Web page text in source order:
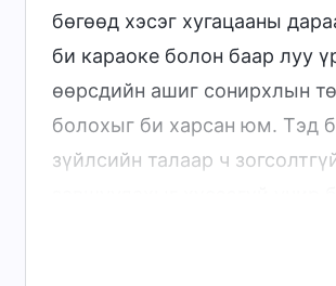
бөгөөд хэсэг хугацааны
би караоке болон баар луу
өөрсдийн ашиг сонирхлын
болохыг би харсан юм. Тэд
зүйлсийн талаар ч
хандаагүй ба Эзэний